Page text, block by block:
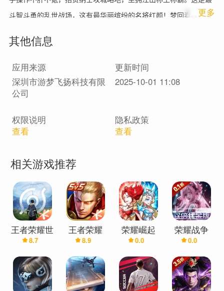
斗智斗勇的乱世战场，这有最华丽缤纷的名将红颜！梦回春秋，多
登录领红将，升级继续领
真实福利，拒绝福利膨胀!
海量福利礼包，红将免费送!
连抽送不停，三国神将任你选!
1 更多
其他信息
应用来源
更新时间
深圳市游梦飞扬科技有限
公司
2025-10-01 11:08
权限说明
查看
隐私政策
查看
相关游戏推荐
王者荣耀世
界
8.7
王者荣耀
8.9
荣耀崛起
(0.1折648
免费版)
0.0
荣耀战争
(0.1折)
0.0